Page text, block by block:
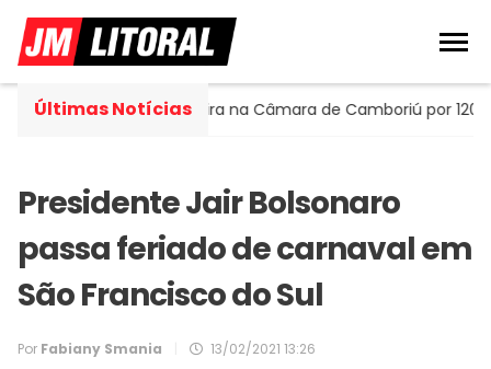
Últimas Notícias
assume cadeira na Câmara de Camboriú por 120 dias
Presidente Jair Bolsonaro
passa feriado de carnaval em
São Francisco do Sul
Por Fabiany Smania 13/02/2021 13:26